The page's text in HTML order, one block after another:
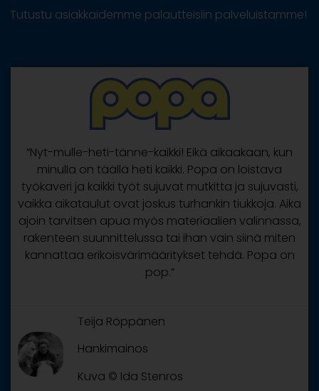
Tutustu asiakkaidemme palautteisiin palveluistamme!
“Nyt-mulle-heti-tänne-kaikki! Eikä aikaakaan, kun
minulla on täällä heti kaikki. Popa on loistava
työkaveri ja kaikki työt sujuvat mutkitta ja sujuvasti,
vaikka aikataulut ovat joskus turhankin tiukkoja. Aika
ajoin tarvitsen apua myös materiaalien valinnassa,
rakenteen suunnittelussa tai ihan vain siinä miten
kannattaa erikoisvärimääritykset tehdä. Popa on
pop.”
Teija Röppänen
Hankimainos
Kuva © Ida Stenros